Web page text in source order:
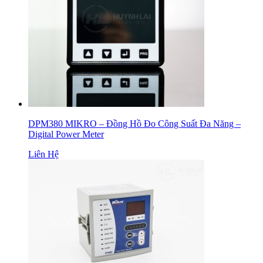
DPM380 MIKRO – Đồng Hồ Đo Công Suất Đa Năng –
Digital Power Meter
Liên Hệ